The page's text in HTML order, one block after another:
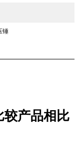
锤
较产品相比